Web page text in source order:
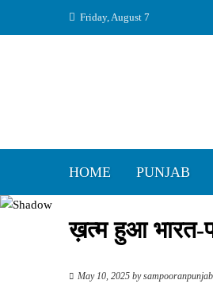
Friday, August 7
HOME PUNJAB
ख़त्म हुआ भारत-
May 10, 2025 by